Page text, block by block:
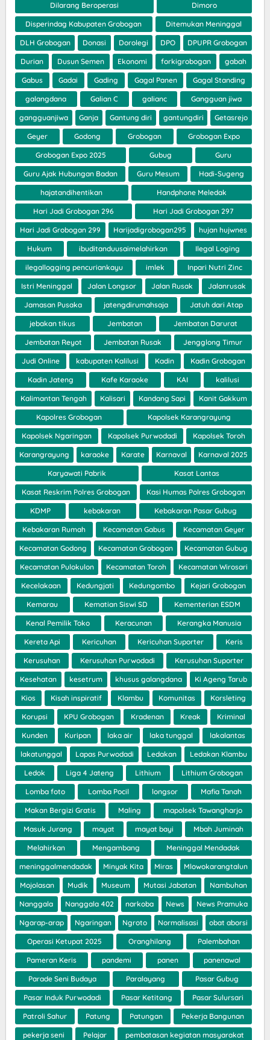
Dilarang Beroperasi Dimoro
Disperindag Kabupaten Grobogan Ditemukan Meninggal
DLH Grobogan Donasi Dorolegi DPO DPUPR Grobogan
Durian Dusun Semen Ekonomi forkigrobogan gabah
Gabus Gadai Gading Gagal Panen Gagal Standing
galangdana Galian C galianc Gangguan jiwa
gangguanjiwa Ganja Gantung diri gantungdiri Getasrejo
Geyer Godong Grobogan Grobogan Expo
Grobogan Expo 2025 Gubug Guru
Guru Ajak Hubungan Badan Guru Mesum Hadi-Sugeng
hajatandihentikan Handphone Meledak
Hari Jadi Grobogan 296 Hari Jadi Grobogan 297
Hari Jadi Grobogan 299 Harijadigrobogan295 hujan hujwnes
Hukum ibuditanduusaimelahirkan Ilegal Loging
ilegallogging pencuriankayu imlek Inpari Nutri Zinc
Istri Meninggal Jalan Longsor Jalan Rusak Jalanrusak
Jamasan Pusaka jatengdirumahsaja Jatuh dari Atap
jebakan tikus Jembatan Jembatan Darurat
Jembatan Reyot Jembatan Rusak Jengglong Timur
Judi Online kabupaten Kalilusi Kadin Kadin Grobogan
Kadin Jateng Kafe Karaoke KAI kalilusi
Kalimantan Tengah Kalisari Kandang Sapi Kanit Gakkum
Kapolres Grobogan Kapolsek Karangrayung
Kapolsek Ngaringan Kapolsek Purwodadi Kapolsek Toroh
Karangrayung karaoke Karate Karnaval Karnaval 2025
Karyawati Pabrik Kasat Lantas
Kasat Reskrim Polres Grobogan Kasi Humas Polres Grobogan
KDMP kebakaran Kebakaran Pasar Gubug
Kebakaran Rumah Kecamatan Gabus Kecamatan Geyer
Kecamatan Godong Kecamatan Grobogan Kecamatan Gubug
Kecamatan Pulokulon Kecamatan Toroh Kecamatan Wirosari
Kecelakaan Kedungjati Kedungombo Kejari Grobogan
Kemarau Kematian Siswi SD Kementerian ESDM
Kenal Pemilik Toko Keracunan Kerangka Manusia
Kereta Api Kericuhan Kericuhan Suporter Keris
Kerusuhan Kerusuhan Purwodadi Kerusuhan Suporter
Kesehatan kesetrum khusus galangdana Ki Ageng Tarub
Kios Kisah inspiratif Klambu Komunitas Korsleting
Korupsi KPU Grobogan Kradenan Kreak Kriminal
Kunden Kuripan laka air laka tunggal lakalantas
lakatunggal Lapas Purwodadi Ledakan Ledakan Klambu
Ledok Liga 4 Jateng Lithium Lithium Grobogan
Lomba foto Lomba Pocil longsor Mafia Tanah
Makan Bergizi Gratis Maling mapolsek Tawangharjo
Masuk Jurang mayat mayat bayi Mbah Juminah
Melahirkan Mengambang Meninggal Mendadak
meninggalmendadak Minyak Kita Miras Mlowokarangtalun
Mojolasan Mudik Museum Mutasi Jabatan Nambuhan
Nanggala Nanggala 402 narkoba News News Pramuka
Ngarap-arap Ngaringan Ngroto Normalisasi obat aborsi
Operasi Ketupat 2025 Oranghilang Palembahan
Pameran Keris pandemi panen panenawal
Parade Seni Budaya Paralayang Pasar Gubug
Pasar Induk Purwodadi Pasar Ketitang Pasar Sulursari
Patroli Sahur Patung Patungan Pekerja Bangunan
pekerja seni Pelajar pembatasan kegiatan masyarakat